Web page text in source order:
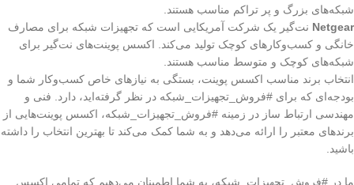
شبکه‌های بزرگ و پر تراکم مناسب هستند.
Netgear نت‌گیر یک شرکت آمریکایی است که تجهیزات شبکه برای مصارف
خانگی و کسب‌وکارهای کوچک تولید می‌کند. اکسس پوینت‌های نت‌گیر برای
شبکه‌های کوچک و متوسط مناسب هستند.
انتخاب برند مناسب اکسس پوینت، بستگی به نیازهای خاص کسب‌وکار شما و
بودجه‌ای که برای #فروش_تجهیزات_شبکه در نظر گرفته‌اید، دارد. فنی و
مهندسی ارتباط ساز در زمینه #فروش_تجهیزات_شبکه، اکسس پوینت‌هایی از
برندهای معتبر را ارائه می‌دهد و به شما کمک می‌کند تا بهترین انتخاب را داشته
باشید.
ما در #فروش_تجهیزات_شبکه، به شما اطمینان می‌دهیم که تمامی اکسس